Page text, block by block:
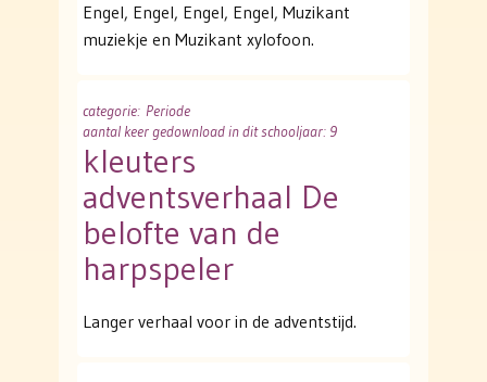
Engel, Engel, Engel, Engel, Muzikant
muziekje en Muzikant xylofoon.
categorie: Periode
aantal keer gedownload in dit schooljaar: 9
kleuters
adventsverhaal De
belofte van de
harpspeler
Langer verhaal voor in de adventstijd.